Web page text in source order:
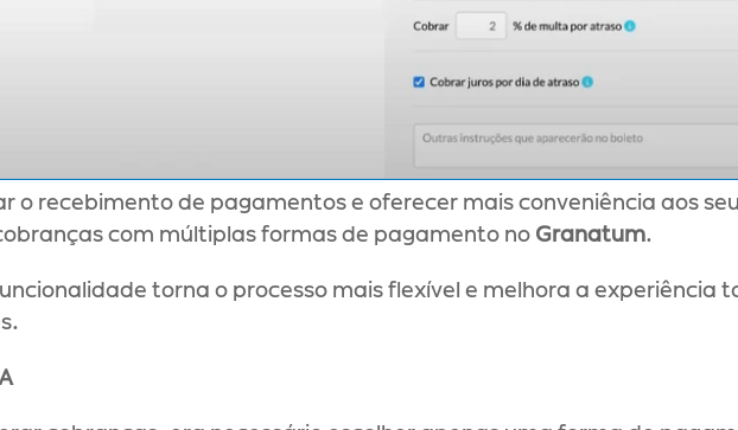
o recebimento de pagamentos e oferecer mais conveniência aos
com múltiplas formas de pagamento no Granatum.
torna o processo mais flexível e melhora a experiência